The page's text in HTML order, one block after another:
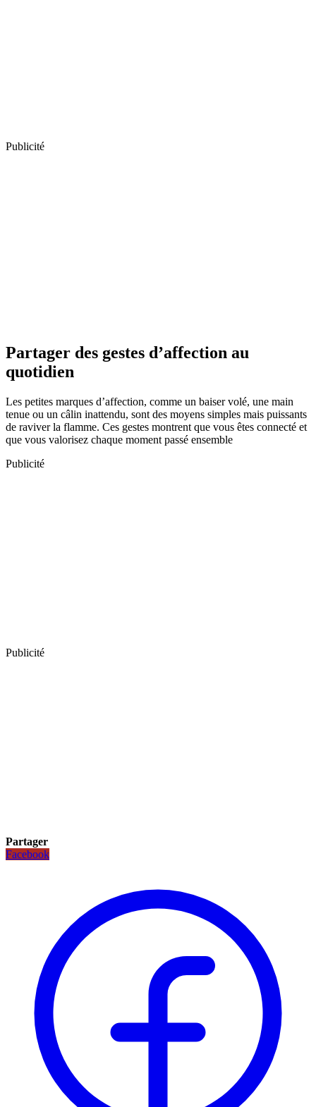
Publicité
Partager des gestes d’affection au
quotidien
Les petites marques d’affection, comme un baiser volé, une main
tenue ou un câlin inattendu, sont des moyens simples mais puissants
de raviver la flamme. Ces gestes montrent que vous êtes connecté et
que vous valorisez chaque moment passé ensemble
Publicité
Publicité
Partager
Facebook